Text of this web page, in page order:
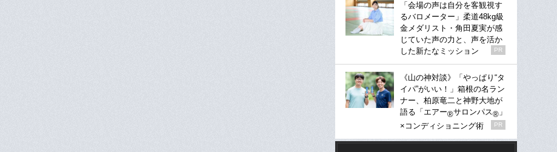
「会場の声は自分を客観視す
るバロメーター」柔道48kg級
金メダリスト・角田夏実が感
じていた声の力と、声を活か
した新たなミッション
PR
《山の神対談》「やっぱり“タ
イパ”がいい！」箱根の名ラン
ナー、柏原竜二と神野大地が
語る「エアー®サロンパス® 」
×コンディショニング術
PR